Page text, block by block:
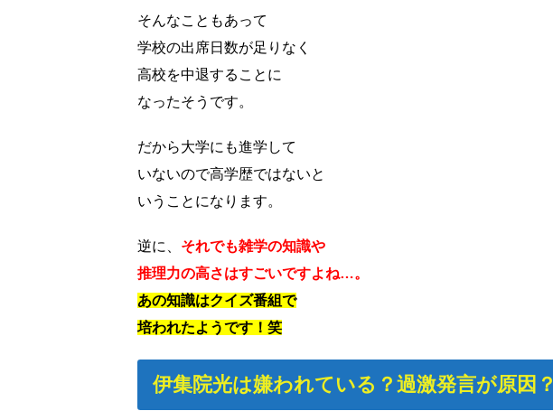
そんなこともあって
学校の出席日数が足りなく
高校を中退することに
なったそうです。
だから大学にも進学して
いないので高学歴ではないと
いうことになります。
逆に、 それでも雑学の知識や
推理力の高さはすごいですよね…。
あの知識はクイズ番組で
培われたようです！笑
伊集院光は嫌われている？過激発言が原因？